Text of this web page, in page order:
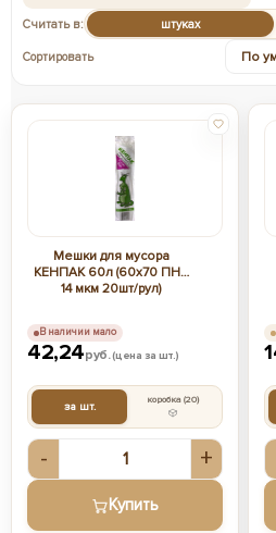
Считать в: штуках
Сортировать
Мешки для мусора
КЕНПАК 60л (60х70 ПНД
14 мкм 20шт/рул)
42,24руб.(цена за шт.)
- +
за шт. коробка(20)
Купить
В наличии мало